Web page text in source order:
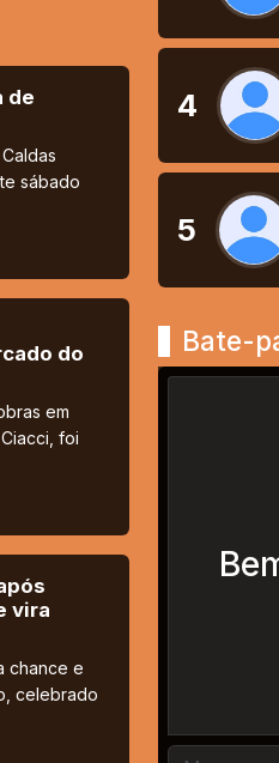
de
sábado
do
em
foi
vira
chance e
celebrado
4
5
Bate-